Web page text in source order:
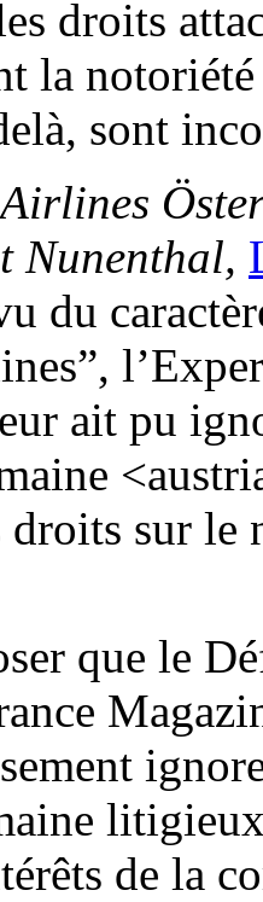
droits
la
sont
Nunenthal,
du
ait pu
droits sur
que le
de la